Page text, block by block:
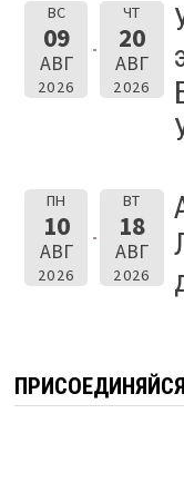
ВС
09
АВГ
2026
ЧТ
20
АВГ
2026
ПН
10
АВГ
2026
ВТ
18
АВГ
2026